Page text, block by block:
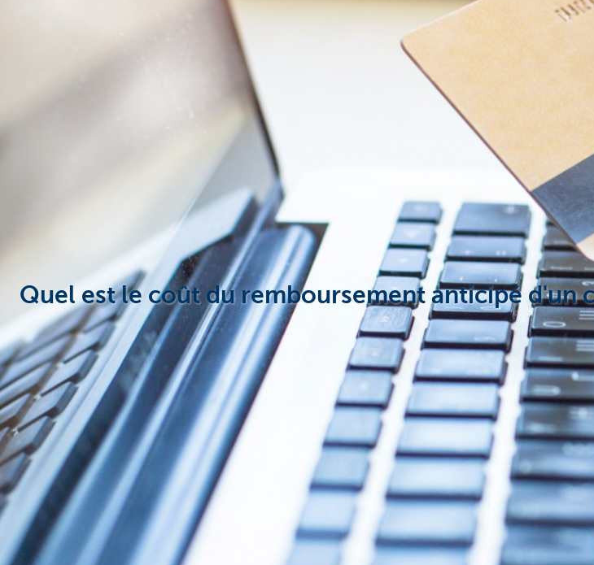
Quel est le coût du remboursement anticipé d'un